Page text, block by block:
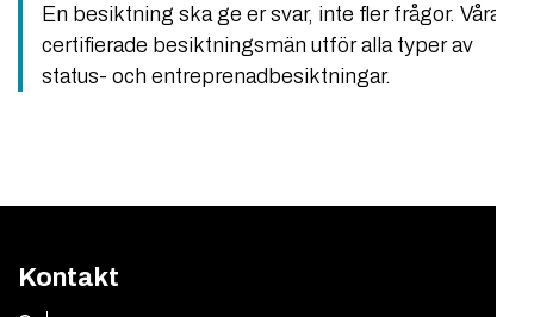
En besiktning ska ge er svar, inte fler frågor. Våra
certifierade besiktningsmän utför alla typer av
status- och entreprenadbesiktningar.
Kontakt